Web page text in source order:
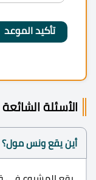
الأسئلة الشائعة
أين يقع ونس مول؟